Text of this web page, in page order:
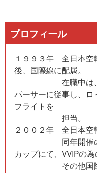
プロフィール
１９９３年 全日本空
後、国際線に配属。
在職中は、チー
パーサーに従事し、ロ
フライトを
担当。
２００２年 全日本空
同年開催の日韓
カップにて、VVIPの
その他国際イベ